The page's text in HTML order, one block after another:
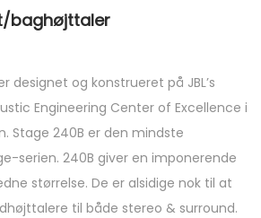
baghøjttaler
designet og konstrueret på JBL’s
Engineering Center of Excellence i
Stage 240B er den mindste
serien. 240B giver en imponerende
størrelse. De er alsidige nok til at
til både stereo & surround.